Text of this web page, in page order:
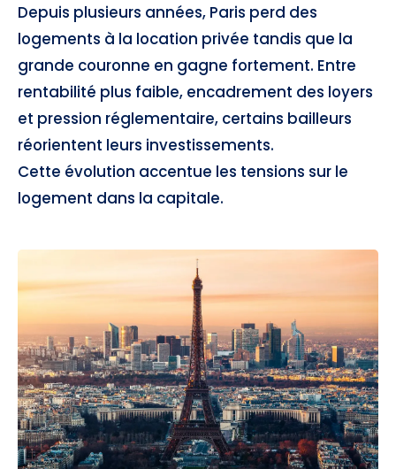
Depuis plusieurs années, Paris perd des
logements à la location privée tandis que la
grande couronne en gagne fortement. Entre
rentabilité plus faible, encadrement des loyers
et pression réglementaire, certains bailleurs
réorientent leurs investissements.
Cette évolution accentue les tensions sur le
logement dans la capitale.